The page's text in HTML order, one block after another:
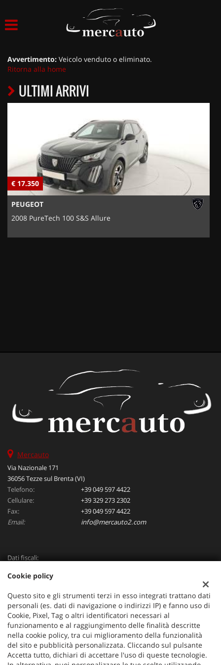
ACQUISTIAMO USATO
ASSISTENZA
NOLEGGIO LUNGO TERMINE
NOLEGGIO BREVE TERMINE
CONTATTI
Avvertimento: Veicolo venduto o eliminato.
Ritorna alla home
ULTIMI ARRIVI
€ 17.350
PEUGEOT
2008 PureTech 100 S&S Allure
Mercauto
Via Nazionale 171
36056 Tezze sul Brenta (VI)
Telefono:
+39 049 597 4422
Cellulare:
+39 329 273 2302
Fax:
+39 049 597 4422
Email:
info@mercauto2.com
Dati fiscali:
Via Nazionale, 171 PD - 36056 Tezze sul Brenta
Registro delle imprese:PD
Cookie policy
Questo sito e gli strumenti terzi in esso integrati trattano dati
personali (es. dati di navigazione o indirizzi IP) e fanno uso di
Cookie, Pixel, Tag o altri identificatori necessari al
funzionamento e al raggiungimento delle finalità descritte
nella cookie policy, tra cui miglioramento della funzionalità
del sito e pubblicità personalizzata. Cliccando sul pulsante
Accetta tutto, dichiari di accettare l'uso di queste tecnologie.